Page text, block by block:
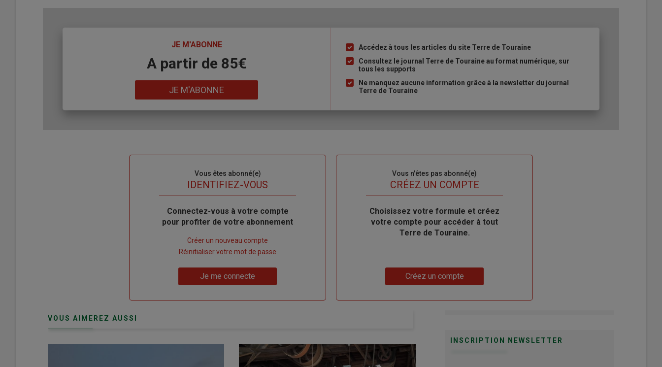
JE M'ABONNE
A partir de 85€
JE M'ABONNE
Liste
à
puce
Accédez à tous les articles du site Terre de Touraine
Consultez le journal Terre de Touraine au format numérique, sur
tous les supports
Ne manquez aucune information grâce à la newsletter du journal
Terre de Touraine
Vous êtes abonné(e)
IDENTIFIEZ-VOUS
Body
Connectez-vous à votre compte
pour profiter de votre abonnement
compte"
Créer un nouveau compte
Réinitialiser votre mot de passe
Je me connecte
Vous n'êtes pas abonné(e)
TITRECRÉEZ UN COMPTE
Body
Choisissez votre formule et créez
votre compte pour accéder à tout
Terre de Touraine.
Créez un compte
VOUS AIMEREZ AUSSI
INSCRIPTION NEWSLETTER